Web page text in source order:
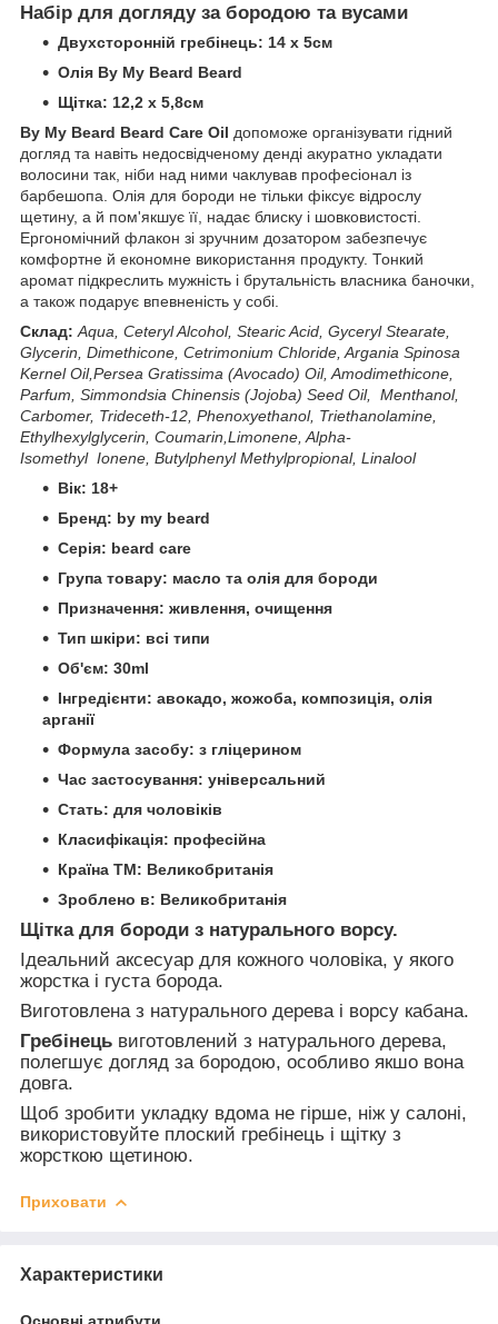
Набір для догляду за бородою та вусами
Двухсторонній гребінець: 14 х 5см
Олія By My Beard Beard
Щітка: 12,2 х 5,8см
By My Beard Beard Care Oil допоможе організувати гідний
догляд та навіть недосвідченому денді акуратно укладати
волосини так, ніби над ними чаклував професіонал із
барбешопа. Олія для бороди не тільки фіксує відрослу
щетину, а й пом'якшує її, надає блиску і шовковистості.
Ергономічний флакон зі зручним дозатором забезпечує
комфортне й економне використання продукту. Тонкий
аромат підкреслить мужність і брутальність власника баночки,
а також подарує впевненість у собі.
Склад: Aqua, Ceteryl Alcohol, Stearic Acid, Gyceryl Stearate,
Glycerin, Dimethicone, Cetrimonium Chloride, Argania Spinosa
Kernel Oil,Persea Gratissima (Avocado) Oil, Amodimethicone,
Parfum, Simmondsia Chinensis (Jojoba) Seed Oil, Menthanol,
Carbomer, Trideceth-12, Phenoxyethanol, Triethanolamine,
Ethylhexylglycerin, Coumarin,Limonene, Alpha-
Isomethyl Ionene, Butylphenyl Methylpropional, Linalool
Вік: 18+
Бренд: by my beard
Серія: beard care
Група товару: масло та олія для бороди
Призначення: живлення, очищення
Тип шкіри: всі типи
Об'єм: 30ml
Інгредієнти: авокадо, жожоба, композиція, олія
арганії
Формула засобу: з гліцерином
Час застосування: універсальний
Стать: для чоловіків
Класифікація: професійна
Країна ТМ: Великобританія
Зроблено в: Великобританія
Щітка для бороди з натурального ворсу.
Ідеальний аксесуар для кожного чоловіка, у якого
жорстка і густа борода.
Виготовлена з натурального дерева і ворсу кабана.
Гребінець виготовлений з натурального дерева,
полегшує догляд за бородою, особливо якшо вона
довга.
Щоб зробити укладку вдома не гірше, ніж у салоні,
використовуйте плоский гребінець і щітку з
жорсткою щетиною.
Приховати
Характеристики
Основні атрибути